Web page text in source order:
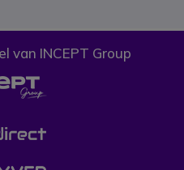
van INCEPT Group